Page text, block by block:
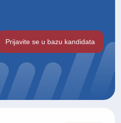
Prijavite se u bazu kandidata